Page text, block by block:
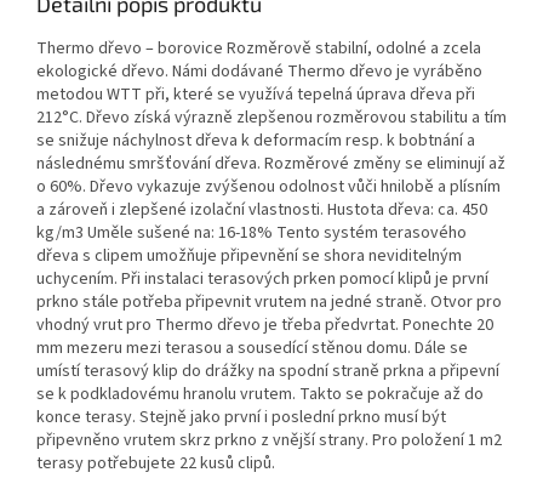
Thermo dřevo – borovice Rozměrově stabilní, odolné a zcela
ekologické dřevo. Námi dodávané Thermo dřevo je vyráběno
metodou WTT při, které se využívá tepelná úprava dřeva při
212°C. Dřevo získá výrazně zlepšenou rozměrovou stabilitu a tím
se snižuje náchylnost dřeva k deformacím resp. k bobtnání a
následnému smršťování dřeva. Rozměrové změny se eliminují až
o 60%. Dřevo vykazuje zvýšenou odolnost vůči hnilobě a plísním
a zároveň i zlepšené izolační vlastnosti. Hustota dřeva: ca. 450
kg/m3 Uměle sušené na: 16-18% Tento systém terasového
dřeva s clipem umožňuje připevnění se shora neviditelným
uchycením. Při instalaci terasových prken pomocí klipů je první
prkno stále potřeba připevnit vrutem na jedné straně. Otvor pro
vhodný vrut pro Thermo dřevo je třeba předvrtat. Ponechte 20
mm mezeru mezi terasou a sousedící stěnou domu. Dále se
umístí terasový klip do drážky na spodní straně prkna a připevní
se k podkladovému hranolu vrutem. Takto se pokračuje až do
konce terasy. Stejně jako první i poslední prkno musí být
připevněno vrutem skrz prkno z vnější strany. Pro položení 1 m2
terasy potřebujete 22 kusů clipů.